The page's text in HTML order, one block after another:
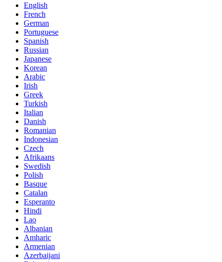
English
French
German
Portuguese
Spanish
Russian
Japanese
Korean
Arabic
Irish
Greek
Turkish
Italian
Danish
Romanian
Indonesian
Czech
Afrikaans
Swedish
Polish
Basque
Catalan
Esperanto
Hindi
Lao
Albanian
Amharic
Armenian
Azerbaijani